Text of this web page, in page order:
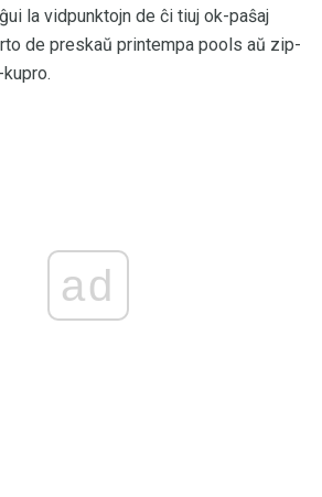
la vidpunktojn de ĉi tiuj ok-paŝaj
de preskaŭ printempa pools aŭ zip-
ad